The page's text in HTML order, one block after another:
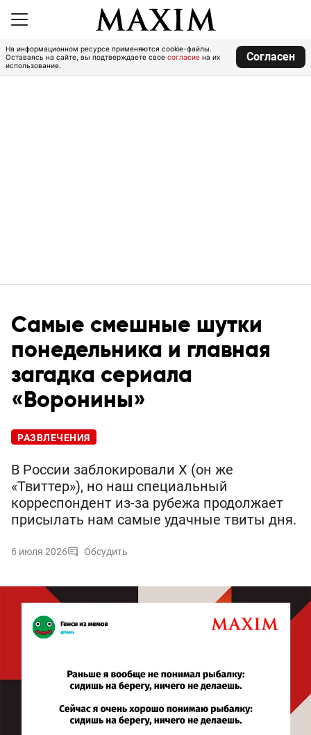
На информационном ресурсе применяются cookie-файлы.
Оставаясь на сайте, вы подтверждаете свое согласие на их
использование.
Согласен
Самые смешные шутки
понедельника и главная
загадка сериала
«Воронины»
РАЗВЛЕЧЕНИЯ
В России заблокировали X (он же
«Твиттер»), но наш специальный
корреспондент из-за рубежа продолжает
присылать нам самые удачные твиты дня.
6 июля 2026 Обсудить